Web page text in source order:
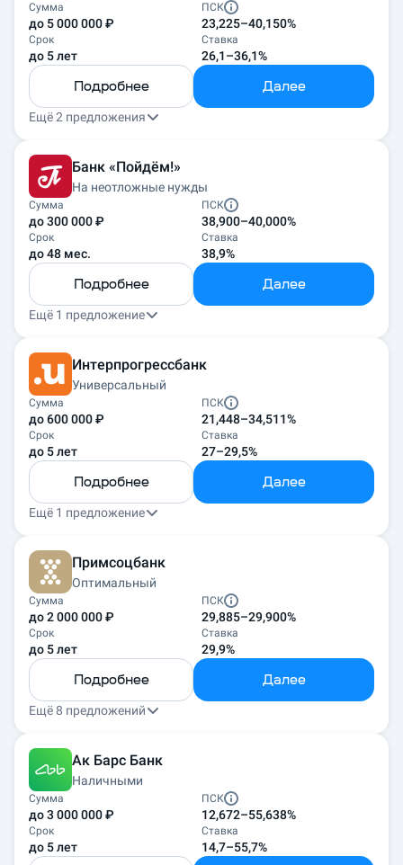
Сумма
до 5 000 000 ₽
Срок
до 5 лет
ПСК
23,225–40,150%
Ставка
26,1–36,1%
Подробнее Далее
Ещё 2 предложения
Банк «Пойдём!»
На неотложные нужды
Сумма
до 300 000 ₽
Срок
до 48 мес.
ПСК
38,900–40,000%
Ставка
38,9%
Подробнее Далее
Ещё 1 предложение
Интерпрогрессбанк
Универсальный
Сумма
до 600 000 ₽
Срок
до 5 лет
ПСК
21,448–34,511%
Ставка
27–29,5%
Подробнее Далее
Ещё 1 предложение
Примсоцбанк
Оптимальный
Сумма
до 2 000 000 ₽
Срок
до 5 лет
ПСК
29,885–29,900%
Ставка
29,9%
Подробнее Далее
Ещё 8 предложений
Ак Барс Банк
Наличными
Сумма
до 3 000 000 ₽
Срок
до 5 лет
ПСК
12,672–55,638%
Ставка
14,7–55,7%